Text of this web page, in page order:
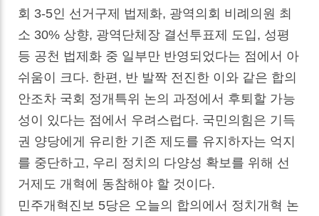
회 3-5인 선거구제 법제화, 광역의회 비례의원 최
소 30% 상향, 광역단체장 결선투표제 도입, 성평
등 공천 법제화 중 일부만 반영되었다는 점에서 아
쉬움이 크다. 한편, 반 발짝 전진한 이와 같은 합의
안조차 국회 정개특위 논의 과정에서 후퇴할 가능
성이 있다는 점에서 우려스럽다. 국민의힘은 기득
권 양당에게 유리한 기존 제도를 유지하자는 억지
를 중단하고, 우리 정치의 다양성 확보를 위해 선
거제도 개혁에 동참해야 할 것이다.
민주개혁진보 5당은 오늘의 합의에서 정치개혁 논